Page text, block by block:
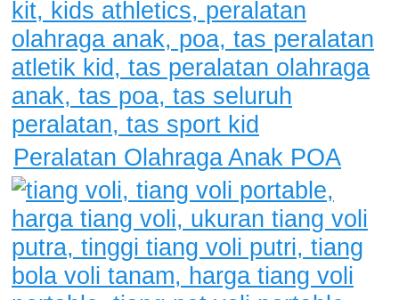
Peralatan Olahraga Anak POA